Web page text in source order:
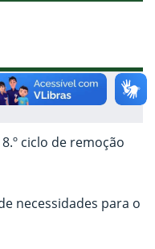
ciclo de remoção
necessidades para o